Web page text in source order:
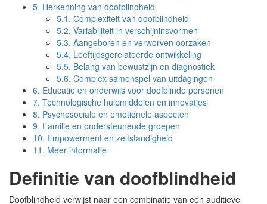
5. Herkenning van doofblindheid
5.1. Complexiteit van doofblindheid
5.2. Variabiliteit in verschijninsvormen
5.3. Aangeboren en verworven oorzaken
5.4. Leeftijdsgerelateerde ontwikkeling
5.5. Belang van bewustzijn en diagnostiek
5.6. Complex samenspel van uitdagingen
6. Educatie en onderwijs voor doofblinde personen
7. Technologische hulpmiddelen en innovaties
8. Psychosociale en emotionele aspecten
9. Familie en ondersteunende groepen
10. Empowerment en zelfstandigheid
11. Meer informatie
Definitie van doofblindheid
Doofblindheid verwijst naar een combinatie van een auditieve